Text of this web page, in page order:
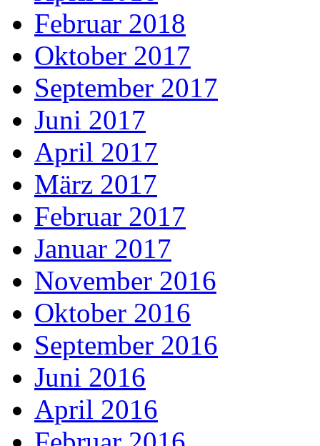
Februar 2018
Oktober 2017
September 2017
Juni 2017
April 2017
März 2017
Februar 2017
Januar 2017
November 2016
Oktober 2016
September 2016
Juni 2016
April 2016